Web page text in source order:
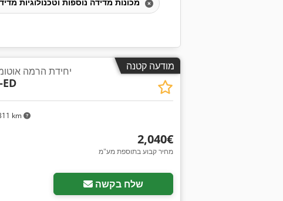
מודעה קטנה
km
יחידת הרמה
‏2,040 ‏€
מחיר קבוע בתוספת מע"מ
שלח בקשה